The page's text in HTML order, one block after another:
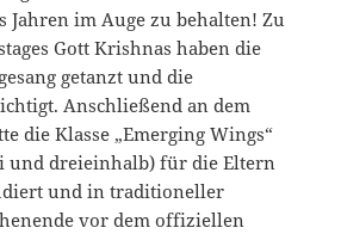
Jahren im Auge zu behalten! Zu
Gott Krishnas haben die
getanzt und die
Anschließend an dem
die Klasse „Emerging Wings“
und dreieinhalb) für die Eltern
und in traditioneller
vor dem offiziellen